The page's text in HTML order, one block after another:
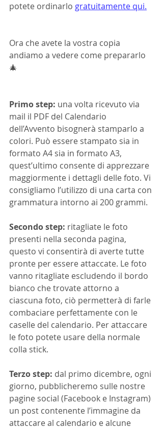
potete ordinarlo gratuitamente qui.
Ora che avete la vostra copia
andiamo a vedere come prepararlo
🎄
Primo step: una volta ricevuto via
mail il PDF del Calendario
dell’Avvento bisognerà stamparlo a
colori. Può essere stampato sia in
formato A4 sia in formato A3,
quest’ultimo consente di apprezzare
maggiormente i dettagli delle foto. Vi
consigliamo l’utilizzo di una carta con
grammatura intorno ai 200 grammi.
Secondo step: ritagliate le foto
presenti nella seconda pagina,
questo vi consentirà di averte tutte
pronte per essere attaccate. Le foto
vanno ritagliate escludendo il bordo
bianco che trovate attorno a
ciascuna foto, ciò permetterà di farle
combaciare perfettamente con le
caselle del calendario. Per attaccare
le foto potete usare della normale
colla stick.
Terzo step: dal primo dicembre, ogni
giorno, pubblicheremo sulle nostre
pagine social (Facebook e Instagram)
un post contenente l’immagine da
attaccare al calendario e alcune